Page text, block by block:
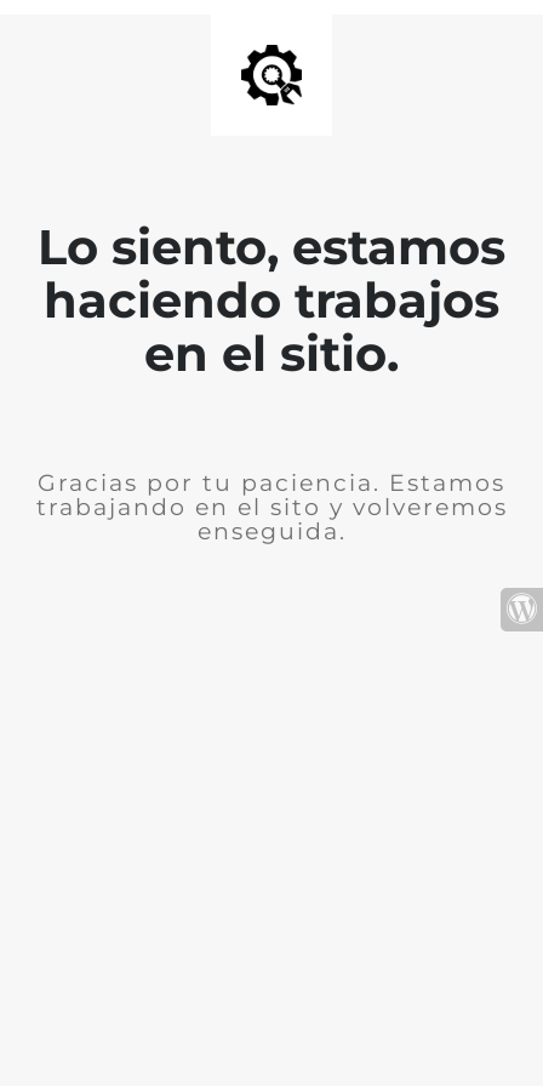
Lo siento, estamos
haciendo trabajos
en el sitio.
Gracias por tu paciencia. Estamos
trabajando en el sito y volveremos
enseguida.